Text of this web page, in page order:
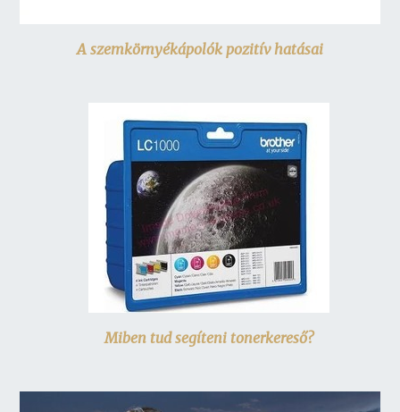
A szemkörnyékápolók pozitív hatásai
Miben tud segíteni tonerkereső?